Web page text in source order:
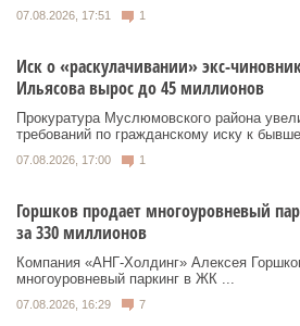
07.08.2026, 17:51 1
Иск о «раскулачивании» экс-
Ильясова вырос до 45 миллионов
Прокуратура Муслюмовского района
требований по гражданскому иску к
07.08.2026, 17:00 1
Горшков продает многоуровневый
за 330 миллионов
Компания «АНГ-Холдинг» Алексея
многоуровневый паркинг в ЖК ...
07.08.2026, 16:29 7